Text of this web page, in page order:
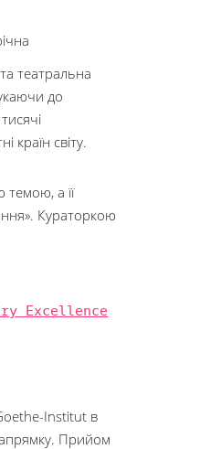
театральна
до
країн світу.
а її
Кураторкою
Excellence
Institut в
Прийом